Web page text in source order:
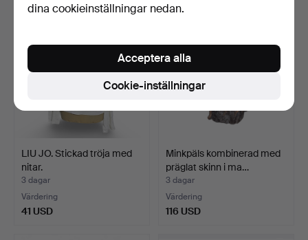
LIU JO. Stickad tröja med
nitar.
3 dagar
Värdering
41 USD
Minkpäls kombinerad med
präglat skinn i ma…
3 dagar
Värdering
116 USD
dina cookieinställningar nedan.
Cookie-inställningar
Acceptera alla